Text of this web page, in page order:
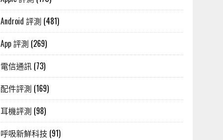
Android 評測 (481)
App 評測 (269)
電信通訊 (73)
配件評測 (169)
耳機評測 (98)
呼吸新鮮科技 (91)